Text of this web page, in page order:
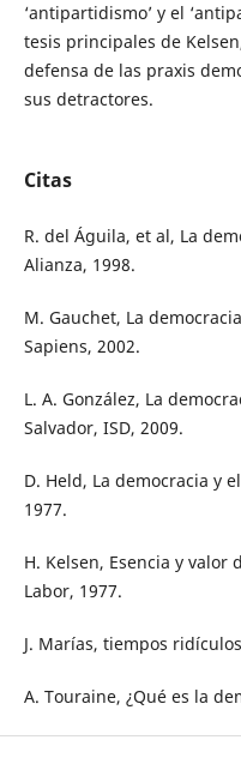
‘antipartidismo’ y el
tesis principales de
defensa de las praxis
sus detractores.
Citas
R. del Águila, et al, La
Alianza, 1998.
M. Gauchet, La
Sapiens, 2002.
L. A. González, La
Salvador, ISD, 2009.
D. Held, La democracia y
1977.
H. Kelsen, Esencia y valor
Labor, 1977.
J. Marías, tiempos
A. Touraine, ¿Qué es la